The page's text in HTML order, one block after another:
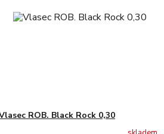
ROB. Black Rock 0,30